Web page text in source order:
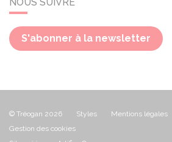
S'abonner à la newsletter
© Tréogan 2026 Styles Mentions légales
Gestion des cookies